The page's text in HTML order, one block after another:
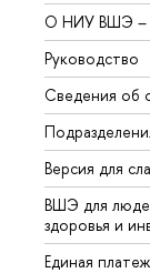
О НИУ ВШЭ –
Руководство
Сведения об
Версия для
ВШЭ для
здоровья и
Единая